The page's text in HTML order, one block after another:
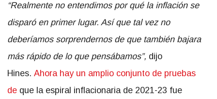
“Realmente no entendimos por qué la inflación se
disparó en primer lugar. Así que tal vez no
deberíamos sorprendernos de que también bajara
más rápido de lo que pensábamos”, dijo
Hines. Ahora hay un amplio conjunto de pruebas
de que la espiral inflacionaria de 2021-23 fue